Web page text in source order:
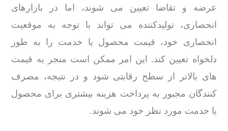
عرضه و تقاضا تعیین می شوند، اما در بازارهای
انحصاری، تولیدکننده می تواند با توجه به موقعیت
انحصاری خود، قیمت محصول یا خدمت را به طور
دلخواه تعیین کند. این امر ممکن است منجر به قیمت
های بالاتر از سطح رقابتی شود و در نتیجه، مصرف
کنندگان مجبور به پرداخت هزینه بیشتری برای محصول
یا خدمت مورد نظر خود می شوند.